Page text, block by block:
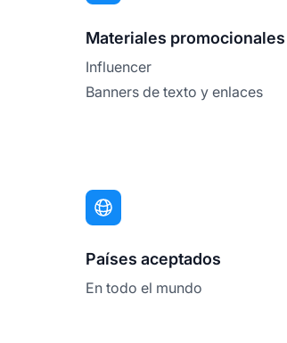
Materiales promocionales
Influencer
Banners de texto y enlaces
Países aceptados
En todo el mundo